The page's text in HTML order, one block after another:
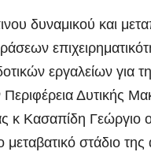
δυναμικού και
εργαλείων για
Δυτικής
κ Κασαπίδη Γεώργιο
μεταβατικό στάδιο